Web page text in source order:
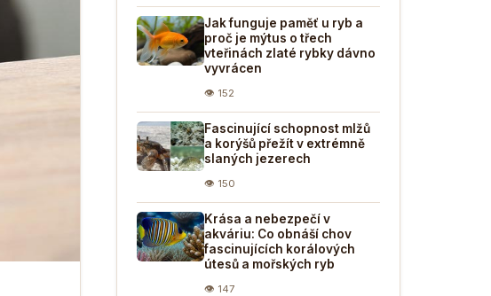
Jak funguje paměť u ryb a
proč je mýtus o třech
vteřinách zlaté rybky dávno
vyvrácen
👁 152
Fascinující schopnost mlžů
a korýšů přežít v extrémně
slaných jezerech
👁 150
Krása a nebezpečí v
akváriu: Co obnáší chov
fascinujících korálových
útesů a mořských ryb
👁 147